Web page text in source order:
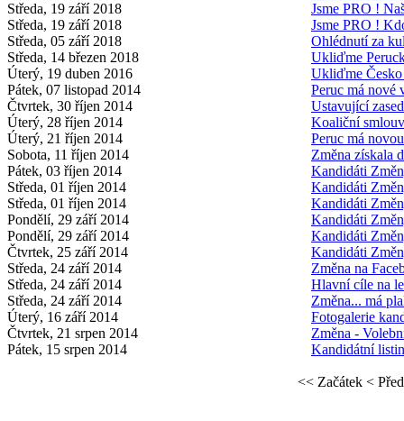
Středa, 19 září 2018
Jsme PRO !
Středa, 19 září 2018
Jsme PRO !
Středa, 05 září 2018
Ohlédnutí za
Středa, 14 březen 2018
Ukliďme
Úterý, 19 duben 2016
Ukliďme Česko
Pátek, 07 listopad 2014
Peruc má nové
Čtvrtek, 30 říjen 2014
Ustavující
Úterý, 28 říjen 2014
Koaliční
Úterý, 21 říjen 2014
Peruc má
Sobota, 11 říjen 2014
Změna získala
Pátek, 03 říjen 2014
Kandidáti
Středa, 01 říjen 2014
Kandidáti
Středa, 01 říjen 2014
Kandidáti
Pondělí, 29 září 2014
Kandidáti
Pondělí, 29 září 2014
Kandidáti
Čtvrtek, 25 září 2014
Kandidáti
Středa, 24 září 2014
Změna na
Středa, 24 září 2014
Hlavní cíle na
Středa, 24 září 2014
Změna... má
Úterý, 16 září 2014
Fotogalerie
Čtvrtek, 21 srpen 2014
Změna -
Pátek, 15 srpen 2014
Kandidátní
<< Začátek <